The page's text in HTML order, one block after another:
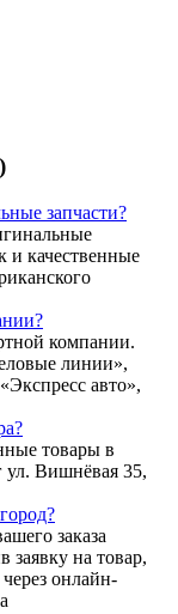
запчасти?
и качественные
компании.
линии»,
авто»,
товары в
ул. Вишнёвая 35,
заказа
заявку на товар,
онлайн-